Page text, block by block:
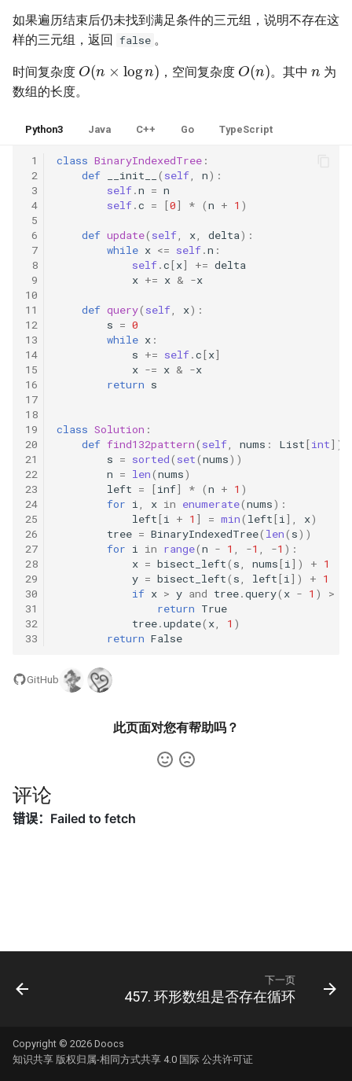
42. 连续子数组的最大和
43. 1 ～ n 整数中 1 出现的次
数
45. 把数组排成最小的数
46. 把数字翻译成字符串
47. 礼物的最大价值
48. 最长不含重复字符的子字
符串
49. 丑数
50. 第一个只出现一次的字符
51. 数组中的逆序对
52. 两个链表的第一个公共节
53.1. 在排序数组中查找数字 I
53.2. ～ n-1 中缺失的数字
54. 二叉搜索树的第 k 大节点
55.1. 二叉树的深度
56.1. 数组中数字出现的次数
56.2. 数组中数字出现的次数
57.2. 和为 s 的连续正数序列
59.1. 滑动窗口的最大值
59.2. 队列的最大值
61. 扑克牌中的顺子
40. 矩阵中最大的矩形
41. 滑动窗口的平均值
42. 最近请求次数
43. 往完全二叉树添加节点
44. 二叉树每层的最大值
45. 二叉树最底层最左边的值
46. 二叉树的右侧视图
47. 二叉树剪枝
48. 序列化与反序列化二叉树
49. 从根节点到叶节点的路径
数字之和
50. 向下的路径节点之和
51. 节点之和最大的路径
52. 展平二叉搜索树
53. 二叉搜索树中的中序后继
54. 所有大于等于节点的值之
55. 二叉搜索树迭代器
56. 二叉搜索树中两个节点之
57. 值和下标之差都在给定的
58. 日程表
63. 替换单词
65. 最短的单词编码
8.4. 幂集
8.5. 递归乘法
8.8. 有重复字符串的排列组合
8.9. 括号
8.10. 颜色填充
8.11. 硬币
8.12. 八皇后
8.13. 堆箱子
8.14. 布尔运算
10.1. 合并排序的数组
10.2. 变位词组
10.3. 搜索旋转数组
10.5. 稀疏数组搜索
10.9. 排序矩阵查找
10.10. 数字流的秩
10.11. 峰与谷
16.3. 交点
16.7. 最大数值
16.8. 整数的英语表示
16.10. 生存人数
如果遍历结束后仍未找到满足条件的三元组，说明不存在这
样的三元组，返回 false 。
时间复杂度
O ( log )
，空间复杂度
O ( n)
。其中
为
数组的长度。
Python3 Java C++ Go TypeScript
1
2
3
4
5
6
7
8
9
10
11
12
13
14
15
16
17
18
19
20
21
22
23
24
25
26
27
28
29
30
31
32
33
class BinaryIndexedTree :
def
__init__ ( self, n):
self.n = n
self.c = [0] * (n + 1 )
def update( self, x, delta):
while x <= self.n :
self.c[x] += delta
x += x & -x
def query( self, x):
s = 0
while x :
s += self.c[x]
x -= x & -x
return s
class Solution :
def find132pattern( self, nums : List[int])
s = sorted( set(nums))
n = len(nums)
left = [inf] * (n + 1 )
for i, x in enumerate(nums):
left[i + 1 ] = min( left[i], x)
tree = BinaryIndexedTree( len( s))
for i in range(n - 1 , -1 , -1 ):
x = bisect_left( s, nums[i]) + 1
y = bisect_left( s, left[i]) + 1
if x > y and tree.query( x - 1 ) >
return True
tree.update( x, 1 )
return False
GitHub
此页面对您有帮助吗？
评论
下一页
457. 环形数组是否存在循环
Copyright © 2026 Doocs
知识共享 版权归属-相同方式共享 4.0 国际 公共许可证